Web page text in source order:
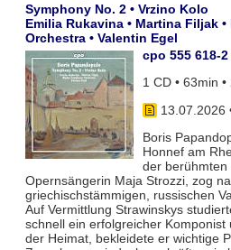
Symphony No. 2 • Vrzino Kolo
Emilia Rukavina • Martina Filjak
Orchestra • Valentin Egel
cpo 555 618-2
1 CD • 63min •
13.07.2026
Boris
Honnef am
der berühmten
Opernsängerin Maja Strozzi, zog
griechischstämmigen, russischen
Auf Vermittlung Strawinskys
schnell ein erfolgreicher Komponist
der Heimat, bekleidete er wichtige